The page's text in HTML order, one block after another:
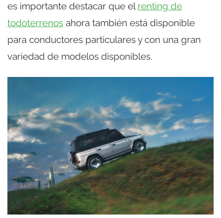
es importante destacar que el renting de
todoterrenos ahora también está disponible
para conductores particulares y con una gran
variedad de modelos disponibles.